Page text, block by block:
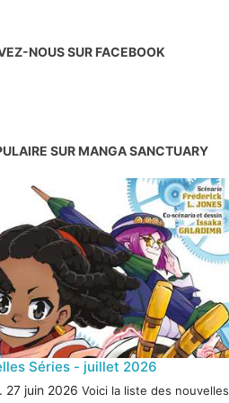
NOUS SUR FACEBOOK
SUR MANGA SANCTUARY
Séries - juillet 2026
27 juin 2026 Voici la liste des nouvelles